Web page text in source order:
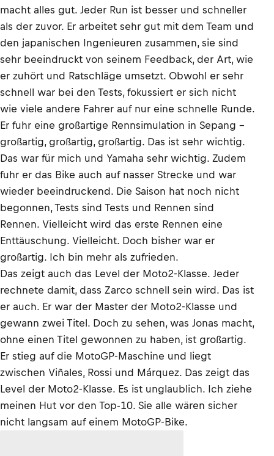
macht alles gut. Jeder Run ist besser und schneller
als der zuvor. Er arbeitet sehr gut mit dem Team und
den japanischen Ingenieuren zusammen, sie sind
sehr beeindruckt von seinem Feedback, der Art, wie
er zuhört und Ratschläge umsetzt. Obwohl er sehr
schnell war bei den Tests, fokussiert er sich nicht
wie viele andere Fahrer auf nur eine schnelle Runde.
Er fuhr eine großartige Rennsimulation in Sepang –
großartig, großartig, großartig. Das ist sehr wichtig.
Das war für mich und Yamaha sehr wichtig. Zudem
fuhr er das Bike auch auf nasser Strecke und war
wieder beeindruckend. Die Saison hat noch nicht
begonnen, Tests sind Tests und Rennen sind
Rennen. Vielleicht wird das erste Rennen eine
Enttäuschung. Vielleicht. Doch bisher war er
großartig. Ich bin mehr als zufrieden.
Das zeigt auch das Level der Moto2-Klasse. Jeder
rechnete damit, dass Zarco schnell sein wird. Das ist
er auch. Er war der Master der Moto2-Klasse und
gewann zwei Titel. Doch zu sehen, was Jonas macht,
ohne einen Titel gewonnen zu haben, ist großartig.
Er stieg auf die MotoGP-Maschine und liegt
zwischen Viñales, Rossi und Márquez. Das zeigt das
Level der Moto2-Klasse. Es ist unglaublich. Ich ziehe
meinen Hut vor den Top-10. Sie alle wären sicher
nicht langsam auf einem MotoGP-Bike.